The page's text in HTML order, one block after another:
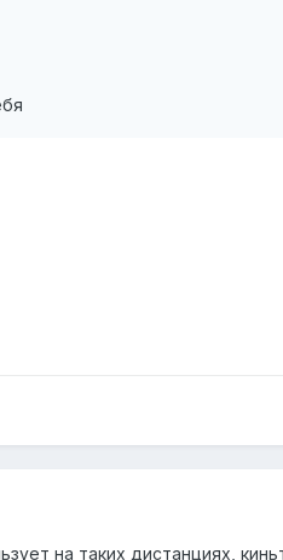
на таких дистанциях,